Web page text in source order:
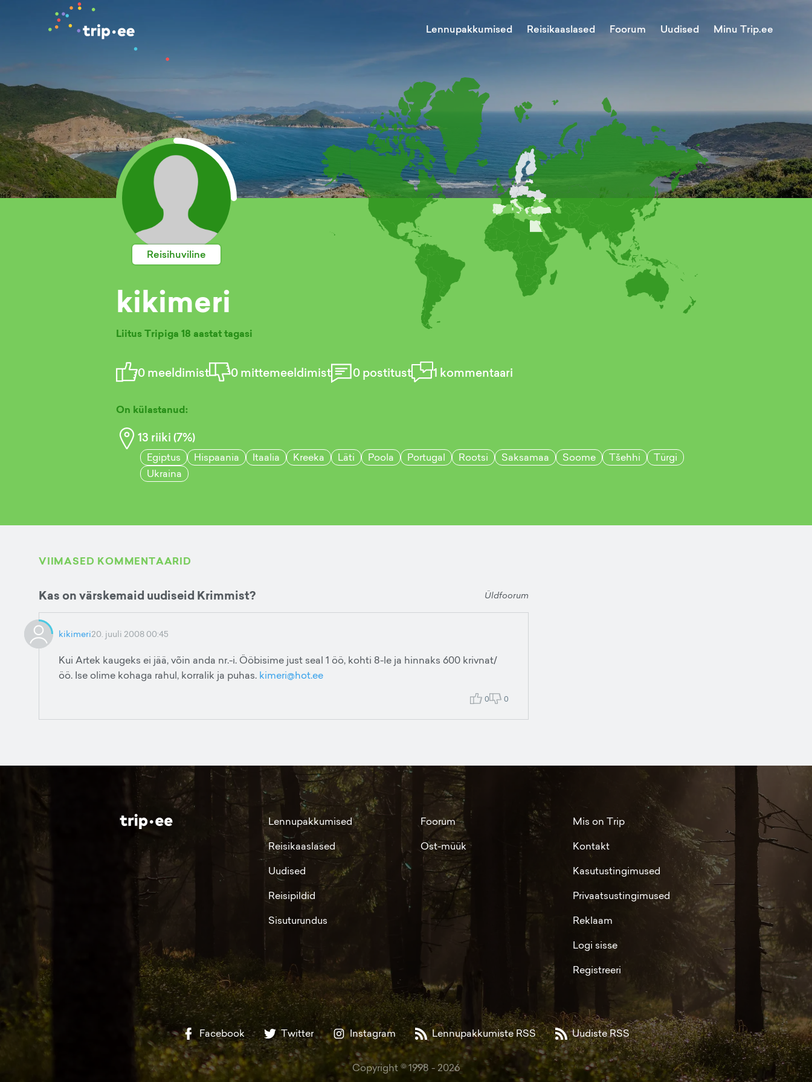
Lennupakkumised Reisikaaslased Foorum Uudised Minu Trip.ee
Reisihuviline
kikimeri
Liitus Tripiga 18 aastat tagasi
0meeldimist 0mittemeeldimist 0postitust 1 kommentaari
On külastanud:
13 riiki (7%)
Egiptus Hispaania Itaalia Kreeka Läti Poola Portugal Rootsi Saksamaa Soome Tšehhi
Türgi
Ukraina
VIIMASED KOMMENTAARID
Kas on värskemaid uudiseid Krimmist? Üldfoorum
kikimeri20. juuli 2008 00:45
Kui Artek kaugeks ei jää, võin anda nr.-i. Ööbisime just seal 1 öö, kohti 8-le ja hinnaks 600 krivnat/
öö. Ise olime kohaga rahul, korralik ja puhas. kimeri@hot.ee
0 0
Lennupakkumised
Reisikaaslased
Uudised
Reisipildid
Sisuturundus
Foorum
Ost-müük
Mis on Trip
Kontakt
Kasutustingimused
Privaatsustingimused
Reklaam
Logi sisse
Registreeri
Facebook Twitter Instagram Lennupakkumiste RSS Uudiste RSS
Copyright © 1998 - 2026